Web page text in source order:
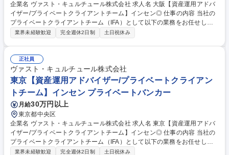
企業名 ヴァスト・キュルチュール株式会社 求人名 大阪【資産運用アドバ
イザー/プライベートクライアントチーム】インセン◎ 仕事の内容 当社の
プライベートクライアントチーム（IFA）として以下の業務をお任せした
いと考えています。 ●お客様の専任担当者として、資産運用、社会貢献、
働し、各プロジェクトの成功を牽引します 募集職種 大阪【資産運用アド
バイザー/プライベートクライアントチーム】インセン◎
業界未経験歓迎 完全週休2日制 土日祝休み
正社員
ヴァスト・キュルチュール株式会社
東京【資産運用アドバイザー/プライベートクライアン
トチーム】インセン プライベートバンカー
月給30万円以上
東京都中央区
企業名 ヴァスト・キュルチュール株式会社 求人名 東京【資産運用アドバ
イザー/プライベートクライアントチーム】インセン◎ 仕事の内容 当社の
プライベートクライアントチーム（IFA）として以下の業務をお任せした
いと考えています。 ●お客様の専任担当者として、資産運用、社会貢献、
業界未経験歓迎 完全週休2日制 土日祝休み